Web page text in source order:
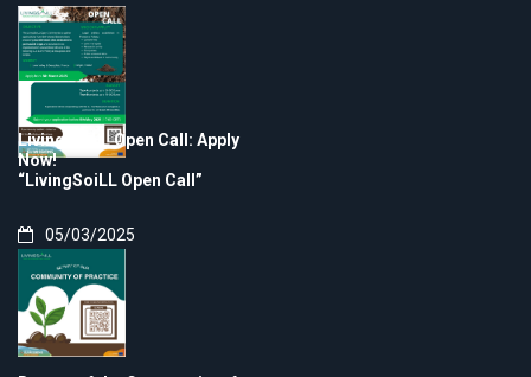
LivingSoiLL Open Call: Apply
Now!
“LivingSoiLL Open Call”
05/03/2025